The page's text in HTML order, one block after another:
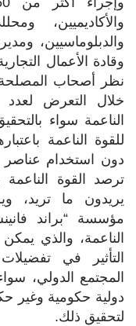
والأكاديميين،
والدبلوماسيين،
وقادة الأعمال
نظر أصحاب المصلحة
خلال التعرض لعدد
الناعمة سواء
للقوة الناعمة
دون استخدام عناصر
ترصد القوة الناعمة
يريدون ما تريد،
مؤسسة “براند
الناعمة، والذي
التأثير في
المجتمع الدولي،
دولية حكومية وغير
لتحقيق ذلك.